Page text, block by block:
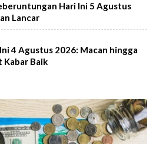
Hari Ini 5 Agustus
Lancar
4 Agustus 2026: Macan hingga
Kabar Baik